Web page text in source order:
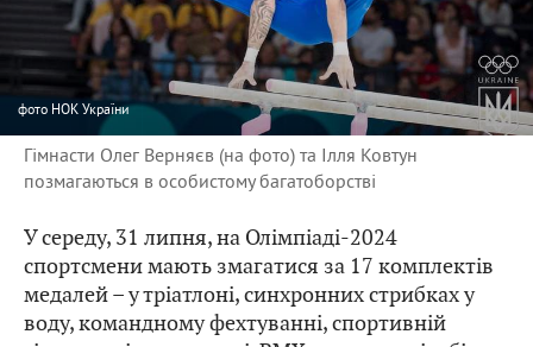
фото НОК України
Гімнасти Олег Верняєв (на фото) та Ілля Ковтун
позмагаються в особистому багатоборстві
У середу, 31 липня, на Олімпіаді-2024
спортсмени мають змагатися за 17 комплектів
медалей – у тріатлоні, синхронних стрибках у
воду, командному фехтуванні, спортивній